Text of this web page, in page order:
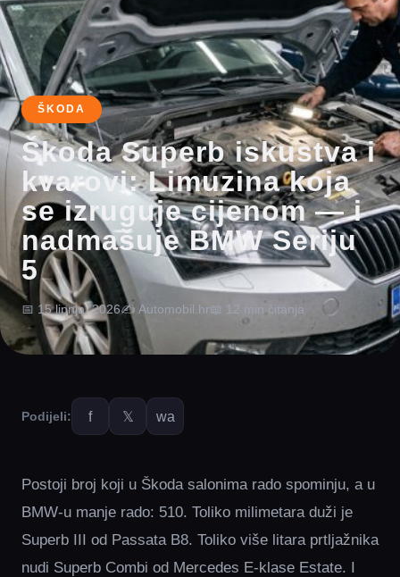
ŠKODA
Škoda Superb iskustva i
kvarovi: Limuzina koja
se izruguje cijenom — i
nadmašuje BMW Seriju
5
📅 15 lipnja, 2026✍️ Automobil.hr📖 12 min čitanja
Podijeli: f 𝕏 wa
Postoji broj koji u Škoda salonima rado spominju, a u
BMW-u manje rado: 510. Toliko milimetara duži je
Superb III od Passata B8. Toliko više litara prtljažnika
nudi Superb Combi od Mercedes E-klase Estate. I